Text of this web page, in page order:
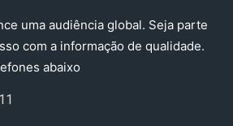
uma audiência global. Seja parte
com a informação de qualidade.
abaixo